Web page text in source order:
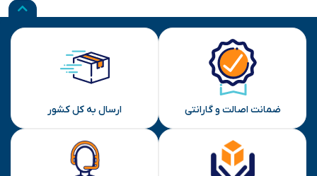
ضمانت اصالت و گارانتی ارسال به کل کشور